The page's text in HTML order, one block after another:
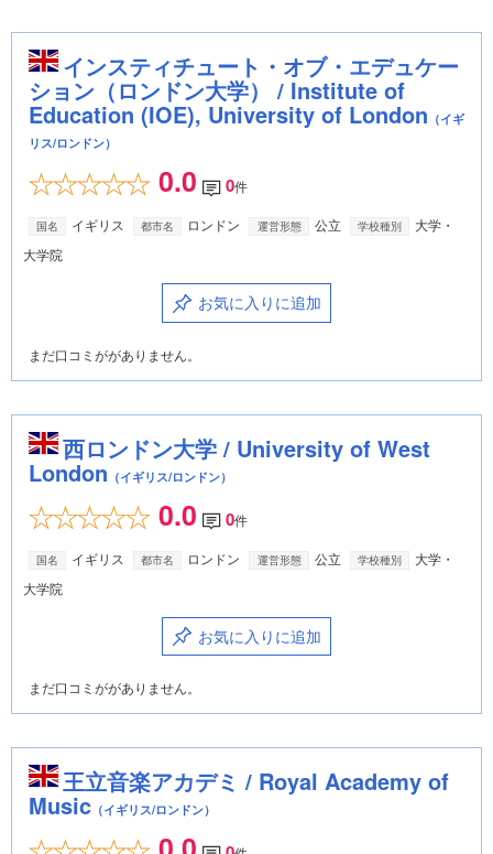
インスティチュート・オブ・エデュケー
ション（ロンドン大学） / Institute of
Education (IOE), University of London （イギ
リス/ロンドン）
0.0 0件
国名 イギリス 都市名 ロンドン 運営形態 公立 学校種別
大学・
大学院
お気に入りに追加
まだ口コミががありません。
西ロンドン大学 / University of West
London （イギリス/ロンドン）
0.0 0件
国名 イギリス 都市名 ロンドン 運営形態 公立 学校種別
大学・
大学院
お気に入りに追加
まだ口コミががありません。
王立音楽アカデミ / Royal Academy of
Music （イギリス/ロンドン）